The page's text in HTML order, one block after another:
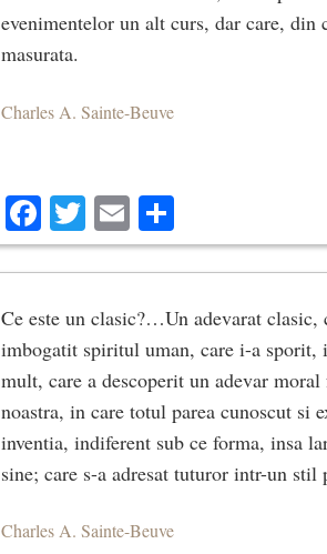
evenimentelor un alt curs, dar care,
masurata.
Charles A. Sainte-Beuve
Facebook
Twitter
Email
Ce este un clasic?…Un adevarat
imbogatit spiritul uman, care i-a sporit,
mult, care a descoperit un adevar
noastra, in care totul parea cunoscut si
inventia, indiferent sub ce forma, insa
sine; care s-a adresat tuturor intr-un
Charles A. Sainte-Beuve